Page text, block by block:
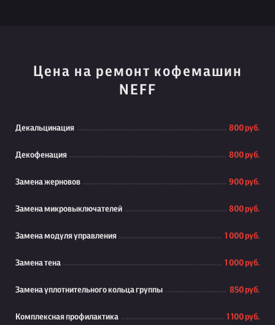
Цена на ремонт кофемашин
NEFF
Декальцинация 800 руб.
Декофенация 800 руб.
Замена жерновов 900 руб.
Замена микровыключателей 800 руб.
Замена модуля управления 1 000 руб.
Замена тена 1 000 руб.
Замена уплотнительного кольца группы 850 руб.
Комплексная профилактика 1 100 руб.